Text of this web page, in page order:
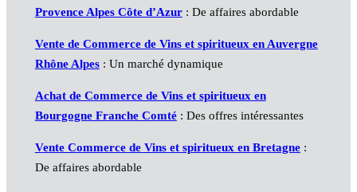
Provence Alpes Côte d’Azur : De affaires abordable
Vente de Commerce de Vins et spiritueux en Auvergne
Rhône Alpes : Un marché dynamique
Achat de Commerce de Vins et spiritueux en
Bourgogne Franche Comté : Des offres intéressantes
Vente Commerce de Vins et spiritueux en Bretagne :
De affaires abordable